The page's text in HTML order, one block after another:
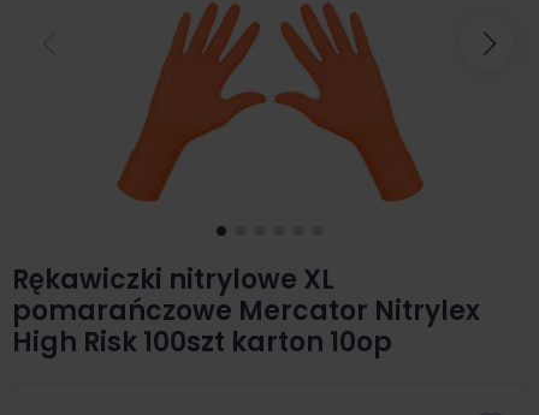
Poprzedni
Rękawiczki nitrylowe XL
pomarańczowe Mercator Nitrylex
High Risk 100szt karton 10op